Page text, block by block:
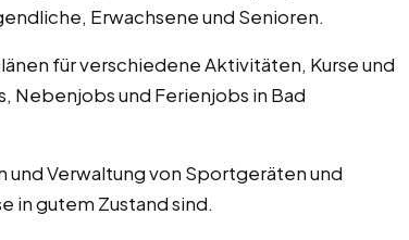
Erwachsene und Senioren.
für verschiedene Aktivitäten, Kurse und
Nebenjobs und Ferienjobs in Bad
und Verwaltung von Sportgeräten und
in gutem Zustand sind.